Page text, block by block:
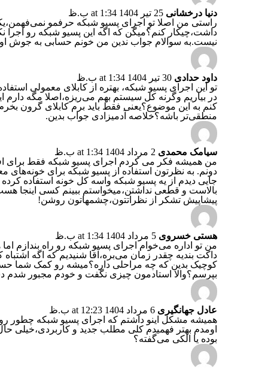
دنیا درخشانی 25 تیر 1404 at 1:34 ب.ظ
راستی من اصلا تو اجرای پسیو شبکه حرفمو
داشت،چیکار کنم؟میگن که اگه این پسیو شبکه رو
نیست.به سوالام جواب ندین من خونم حسابی به جوش
داود حدادی 30 تیر 1404 at 1:34 ب.ظ
تو این اجرای پسیو شبکه، بهتره از کابلای معمولی
در بیاریم وگرنه کل سیستم بهم می‌ریزه،اصلا مگه
کنم به این موضوع؟یعنی فقط باید برم کابلای گرون
منطقی‌تر باشه؟خلاصه آدمیزادی جواب بدین.
سیامک محمدی 2 مرداد 1404 at 1:34 ب.ظ
من همیشه فکر می کردم اجرای پسیو شبکه فقط
دونم. به نظرتون استفاده از پسیو شبکه برای
جایی دیدم از یه پسیو شبکه واسه کل خونه استفاده
بالاست و قطعی نداشتن،میخواستم ببینم کسی اینجا
پیشاپیش تشکر از نظراتتون،چشمهاتون روشن!
هستی خسروی 5 مرداد 1404 at 1:34 ب.ظ
من تو اداره می‌خوام اجرای پسیو شبکه رو راه بندازم
داکت بندیه چقدر زمان می‌بره،آقا شنیدیم که اگه
کوچیک بدین که چه مراحلی داره؟میشه رو کمک شما
بپرسم؟والا استادمون چیزی نگفت و خودم مجبور
عادل جهانگیری 6 مرداد 1404 at 12:23 ب.ظ
همیشه مشکل اینو داشتم که اجرای پسیو شبکه چطور
اومدم بهتر فهمیدم کلی مطلب جدید و کاربردی،خیلی
بوده یا الکی می‌گفته؟